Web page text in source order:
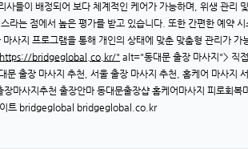
사들이 배정되어 보다 체계적인 케어가 가능하며, 위생 관
라는 점에서 높은 평가를 받고 있습니다. 또한 간편한 예약
마사지 프로그램을 통해 개인의 상태에 맞춘 맞춤형 관리가
https://bridgeglobal.co.kr/" alt="동대문 출장 마사지"> 직
문 출장 마사지 추천, 서울 출장 마사지 추천, 홈케어 마사
마사지추천 출장안마 동대문출장샵 홈케어마사지 피로회
이트 bridgeglobal bridgeglobal.co.kr